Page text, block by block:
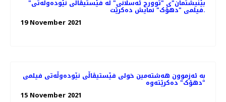
"بێنیشتمان"ی "توورج ئەسڵانی" لە فێستیڤاڵی نێودەوڵەتی
فیلمی "دهۆک" نمایش ده‌کرێت.
19 November 2021
بە ئەزموون هەشتەمین خولی فێستیڤاڵی نێودەوڵەتی فیلمی
"دهۆک" دەکرێتەوە
15 November 2021